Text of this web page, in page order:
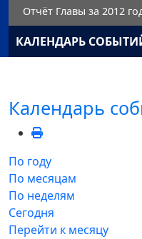
Отчёт Главы за 2012
КАЛЕНДАРЬ
Календарь
По году
По месяцам
По неделям
Сегодня
Перейти к месяцу